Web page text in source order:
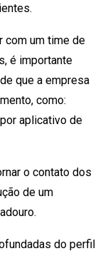
com um time de
é importante
que a empresa
como:
aplicativo de
o contato dos
de um
do perfil